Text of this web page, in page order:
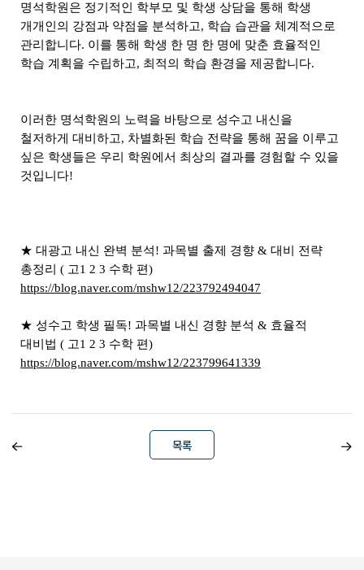
명석학원은 정기적인 학부모 및 학생 상담을 통해 학생
개개인의 강점과 약점을 분석하고, 학습 습관을 체계적으로
관리합니다. 이를 통해 학생 한 명 한 명에 맞춘 효율적인
학습 계획을 수립하고, 최적의 학습 환경을 제공합니다.
이러한 명석학원의 노력을 바탕으로 성수고 내신을
철저하게 대비하고, 차별화된 학습 전략을 통해 꿈을 이루고
싶은 학생들은 우리 학원에서 최상의 결과를 경험할 수 있을
것입니다!
★ 대광고 내신 완벽 분석! 과목별 출제 경향 & 대비 전략
총정리 ( 고1 2 3 수학 편)
https://blog.naver.com/mshw12/223792494047
★ 성수고 학생 필독! 과목별 내신 경향 분석 & 효율적
대비법 ( 고1 2 3 수학 편)
https://blog.naver.com/mshw12/223799641339
목록